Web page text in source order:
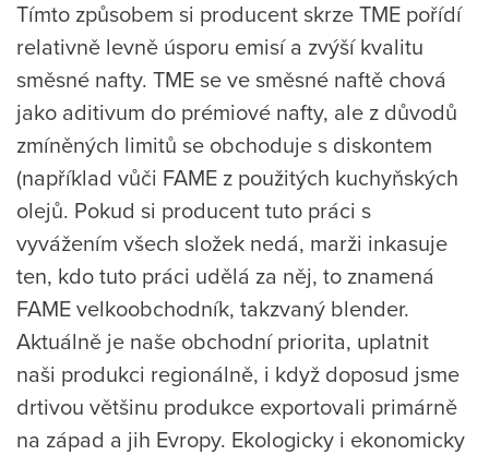
Tímto způsobem si producent skrze TME pořídí
relativně levně úsporu emisí a zvýší kvalitu
směsné nafty. TME se ve směsné naftě chová
jako aditivum do prémiové nafty, ale z důvodů
zmíněných limitů se obchoduje s diskontem
(například vůči FAME z použitých kuchyňských
olejů. Pokud si producent tuto práci s
vyvážením všech složek nedá, marži inkasuje
ten, kdo tuto práci udělá za něj, to znamená
FAME velkoobchodník, takzvaný blender.
Aktuálně je naše obchodní priorita, uplatnit
naši produkci regionálně, i když doposud jsme
drtivou většinu produkce exportovali primárně
na západ a jih Evropy. Ekologicky i ekonomicky